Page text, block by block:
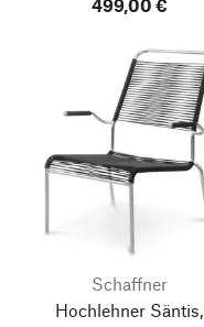
499,00 €
Schaffner
Hochlehner Säntis,